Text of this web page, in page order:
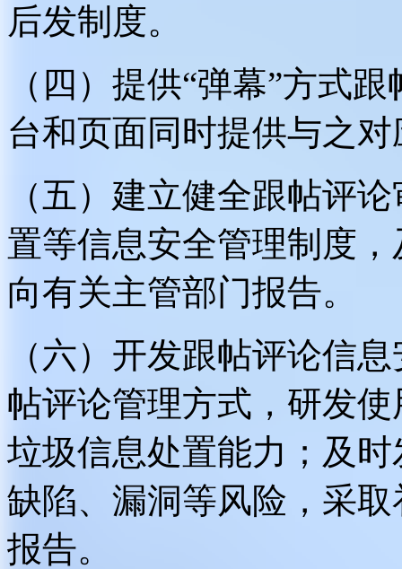
后发制度。
（四）提供“弹幕”方式
台和页面同时提供与之
（五）建立健全跟帖评
置等信息安全管理制度
向有关主管部门报告。
（六）开发跟帖评论信
帖评论管理方式，研发
垃圾信息处置能力；及
缺陷、漏洞等风险，采
报告。